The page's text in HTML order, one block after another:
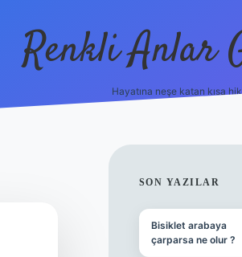
Renkli Anlar
Hayatına neşe katan kısa
SON YAZILAR
Bisiklet arabaya
çarparsa ne olur ?